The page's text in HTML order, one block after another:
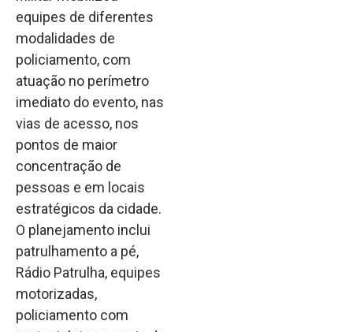
equipes de diferentes
modalidades de
policiamento, com
atuação no perímetro
imediato do evento, nas
vias de acesso, nos
pontos de maior
concentração de
pessoas e em locais
estratégicos da cidade.
O planejamento inclui
patrulhamento a pé,
Rádio Patrulha, equipes
motorizadas,
policiamento com